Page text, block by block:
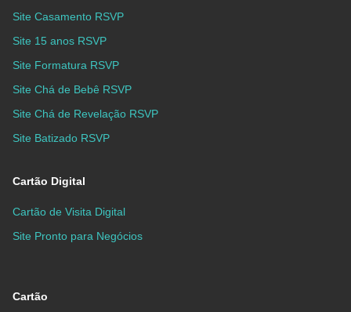
Site Casamento RSVP
Site 15 anos RSVP
Site Formatura RSVP
Site Chá de Bebê RSVP
Site Chá de Revelação RSVP
Site Batizado RSVP
Cartão Digital
Cartão de Visita Digital
Site Pronto para Negócios
Cartão